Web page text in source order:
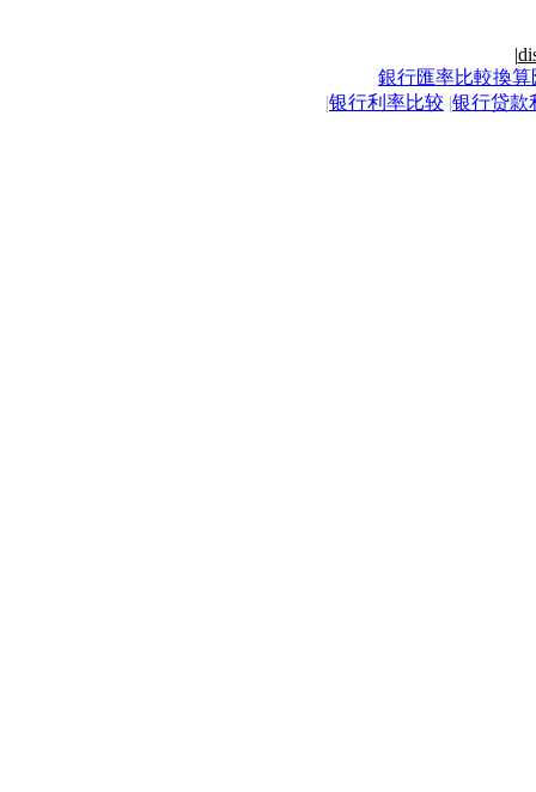
|
銀行匯率比較換算
|银行利率比较 |银行贷款